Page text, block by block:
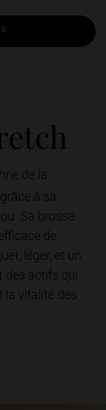
de la
à sa
Sa brosse
de
léger, et un
actifs qui
la vitalité des